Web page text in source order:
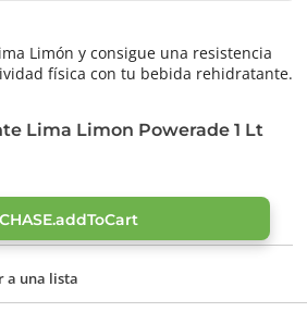
Limón y consigue una resistencia
física con tu bebida rehidratante.
Lima Limon Powerade 1 Lt
a una lista